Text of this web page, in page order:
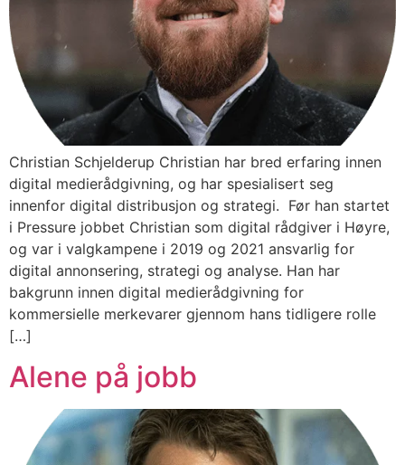
Christian Schjelderup Christian har bred erfaring innen
digital medierådgivning, og har spesialisert seg
innenfor digital distribusjon og strategi. Før han startet
i Pressure jobbet Christian som digital rådgiver i Høyre,
og var i valgkampene i 2019 og 2021 ansvarlig for
digital annonsering, strategi og analyse. Han har
bakgrunn innen digital medierådgivning for
kommersielle merkevarer gjennom hans tidligere rolle
[…]
Alene på jobb